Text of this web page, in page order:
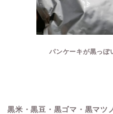
パンケーキが黒っぽ
黒米・黒豆・黒ゴマ・黒マツ